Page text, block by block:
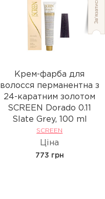
Крем-фарба для
волосся перманентна з
24-каратним золотом
SCREEN Dorado 0.11
Slate Grey, 100 ml
SCREEN
Ціна
773 грн